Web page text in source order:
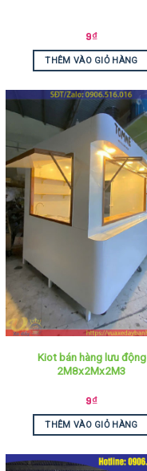
9₫
THÊM VÀO GIỎ HÀNG
Kiot bán hàng lưu động
2M8x2Mx2M3
9₫
THÊM VÀO GIỎ HÀNG